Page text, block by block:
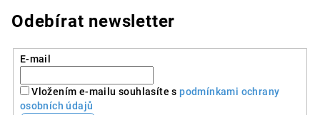
Odebírat newsletter
E-mail
Vložením e-mailu souhlasíte spodmínkami ochrany
osobních údajů